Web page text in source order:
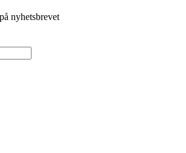
nyhetsbrevet